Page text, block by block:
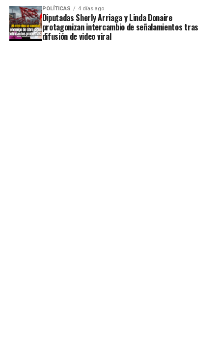
POLÍTICAS 4 días ago
Diputadas Sherly Arriaga y Linda Donaire
protagonizan intercambio de señalamientos tras
difusión de video viral